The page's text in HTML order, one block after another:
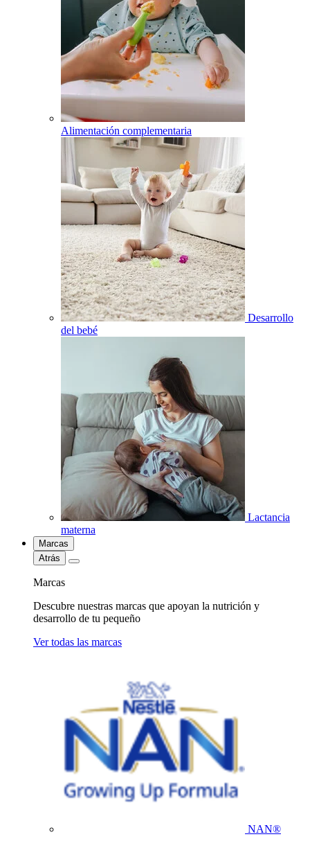
Alimentación complementaria
Desarrollo
del bebé
Lactancia
materna
Marcas
Atrás
Marcas
Descubre nuestras marcas que apoyan la nutrición y
desarrollo de tu pequeño
Ver todas las marcas
NAN®